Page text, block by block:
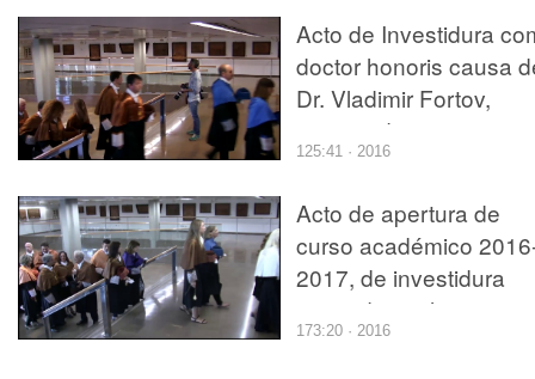
Acto de Investidura
doctor honoris causa
Dr. Vladimir Fortov,
nuevos doctores y
doctoras
125:41 · 2016
Acto de apertura de
curso académico
2017, de investidura
como doctor honoris
causa del Dr. Roger
173:20 · 2016